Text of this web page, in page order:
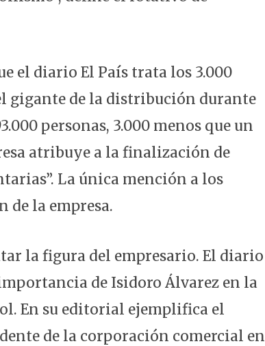
el diario El País trata los 3.000
gigante de la distribución durante
personas, 3.000 menos que un
atribuye a la finalización de
La única mención a los
de la empresa.
la figura del empresario. El diario
de Isidoro Álvarez en la
En su editorial ejemplifica el
de la corporación comercial en